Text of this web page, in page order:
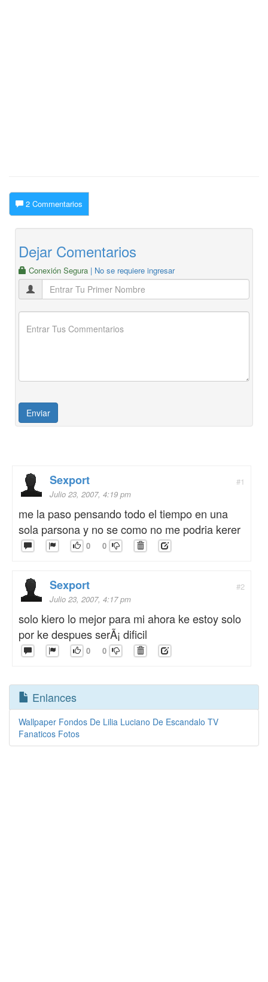
2 Commentarios
Dejar Comentarios
Conexión Segura | No se requiere ingresar
#1
Sexport
Julio 23, 2007, 4:19 pm
me la paso pensando todo el tiempo en una
sola parsona y no se como no me podria kerer
0 0
#2
Sexport
Julio 23, 2007, 4:17 pm
solo kiero lo mejor para mi ahora ke estoy solo
por ke despues serÃ¡ dificil
0 0
Enlances
Wallpaper Fondos De Lilia Luciano De Escandalo TV
Fanaticos Fotos